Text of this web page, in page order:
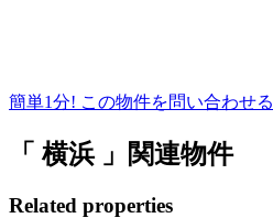
簡単1分! この物件を問い合わせる
「 横浜 」関連物件
Related properties